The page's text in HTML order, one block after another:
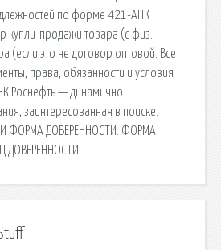
по форме 421-АПК
купли-продажи товара (с физ.
(если это не договор оптовой. Все
права, обязанности и условия
Роснефть — динамично
заинтересованная в поиске.
ФОРМА ДОВЕРЕННОСТИ. ФОРМА
ДОВЕРЕННОСТИ.